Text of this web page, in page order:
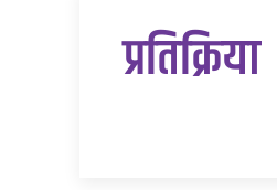
प्रतिक्रिया